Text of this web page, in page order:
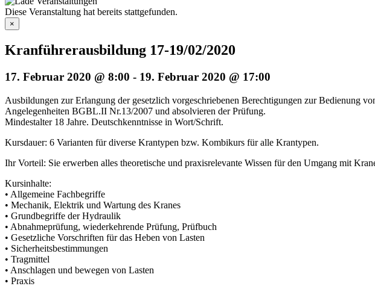
Diese Veranstaltung hat bereits stattgefunden.
×
Kranführerausbildung 17-19/02/2020
17. Februar 2020 @ 8:00 - 19. Februar 2020 @ 17:00
Ausbildungen zur Erlangung der gesetzlich vorgeschriebenen Berechtigungen zur Bedienung
Angelegenheiten BGBL.II Nr.13/2007 und absolvieren der Prüfung.
Mindestalter 18 Jahre. Deutschkenntnisse in Wort/Schrift.
Kursdauer: 6 Varianten für diverse Krantypen bzw. Kombikurs für alle Krantypen.
Ihr Vorteil: Sie erwerben alles theoretische und praxisrelevante Wissen für den Umgang mit
Kursinhalte:
• Allgemeine Fachbegriffe
• Mechanik, Elektrik und Wartung des Kranes
• Grundbegriffe der Hydraulik
• Abnahmeprüfung, wiederkehrende Prüfung, Prüfbuch
• Gesetzliche Vorschriften für das Heben von Lasten
• Sicherheitsbestimmungen
• Tragmittel
• Anschlagen und bewegen von Lasten
• Praxis